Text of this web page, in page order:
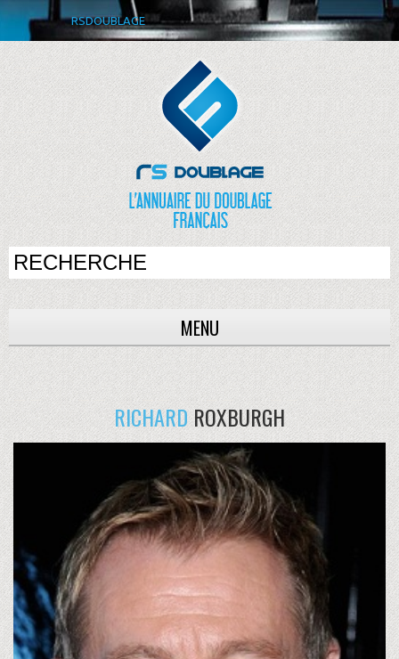
RSDOUBLAGE
MENU
RICHARDROXBURGH